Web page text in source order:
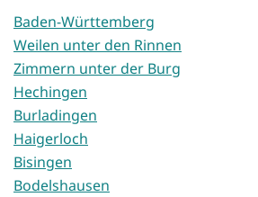
Baden-Württemberg
Weilen unter den Rinnen
Zimmern unter der Burg
Hechingen
Burladingen
Haigerloch
Bisingen
Bodelshausen